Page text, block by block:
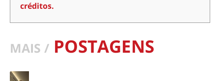
créditos.
MAIS / POSTAGENS